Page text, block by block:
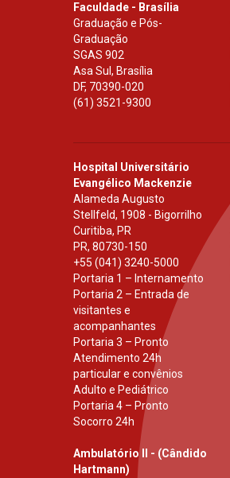
Faculdade - Brasília
Graduação e Pós-
Graduação
SGAS 902
Asa Sul, Brasília
DF, 70390-020
(61) 3521-9300
Hospital Universitário
Evangélico Mackenzie
Alameda Augusto
Stellfeld, 1908 - Bigorrilho
Curitiba, PR
PR, 80730-150
+55 (041) 3240-5000
Portaria 1 – Internamento
Portaria 2 – Entrada de
visitantes e
acompanhantes
Portaria 3 – Pronto
Atendimento 24h
particular e convênios
Adulto e Pediátrico
Portaria 4 – Pronto
Socorro 24h
Ambulatório II - (Cândido
Hartmann)